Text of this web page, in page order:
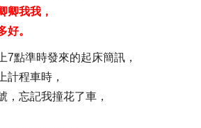
卿我我，
好。
7點準時發來的起床簡訊，
計程車時，
，忘記我撞花了車，